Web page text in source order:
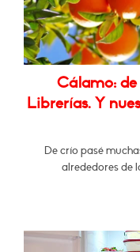
Cálamo: de
Librerías. Y
De crío pasé
alrededores de